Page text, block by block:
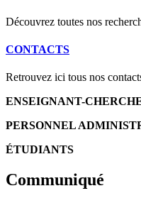
Découvrez toutes nos
CONTACTS
Retrouvez ici tous nos
ENSEIGNANT-
PERSONNEL
ÉTUDIANTS
Communiqué